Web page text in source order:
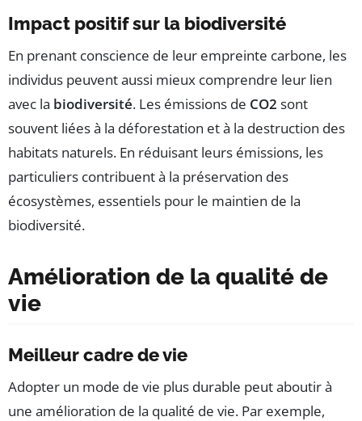
Impact positif sur la biodiversité
En prenant conscience de leur empreinte carbone, les
individus peuvent aussi mieux comprendre leur lien
avec la biodiversité. Les émissions de CO2 sont
souvent liées à la déforestation et à la destruction des
habitats naturels. En réduisant leurs émissions, les
particuliers contribuent à la préservation des
écosystèmes, essentiels pour le maintien de la
biodiversité.
Amélioration de la qualité de
vie
Meilleur cadre de vie
Adopter un mode de vie plus durable peut aboutir à
une amélioration de la qualité de vie. Par exemple,